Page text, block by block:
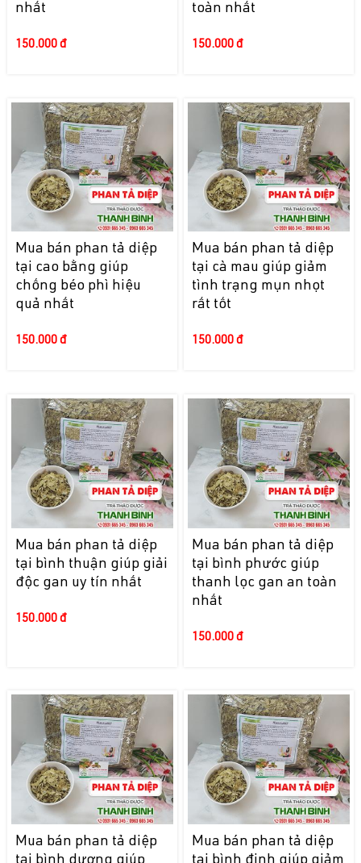
nhất
150.000 đ
toàn nhất
150.000 đ
Mua bán phan tả diệp
tại cao bằng giúp
chống béo phì hiệu
quả nhất
150.000 đ
Mua bán phan tả diệp
tại cà mau giúp giảm
tình trạng mụn nhọt
rất tốt
150.000 đ
Mua bán phan tả diệp
tại bình thuận giúp giải
độc gan uy tín nhất
150.000 đ
Mua bán phan tả diệp
tại bình phước giúp
thanh lọc gan an toàn
nhất
150.000 đ
Mua bán phan tả diệp
Mua bán phan tả diệp